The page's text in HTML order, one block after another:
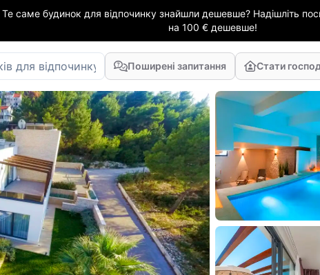
Те саме будинок для відпочинку знайшли дешевше? Надішліть
на 100 € дешевше!
Поширені запитання Стати